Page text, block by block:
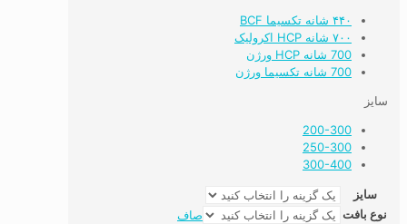
۴۴۰ شانه تکسیما BCF
۷۰۰ شانه HCP اکرولیک
700 شانه HCP ورژن
700 شانه تکسیما ورژن
سایز
200-300
250-300
300-400
سایز
نوع بافت
صاف